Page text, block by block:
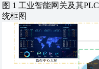
图 1 工业智能网关及其
统框图